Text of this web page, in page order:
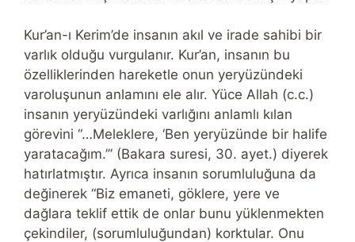
Kur’an-ı Kerim’de insanın akıl ve irade sahibi bir
varlık olduğu vurgulanır. Kur’an, insanın bu
özelliklerinden hareketle onun yeryüzündeki
varoluşunun anlamını ele alır. Yüce Allah (c.c.)
insanın yeryüzündeki varlığını anlamlı kılan
görevini “…Meleklere, ‘Ben yeryüzünde bir halife
yaratacağım.’” (Bakara suresi, 30. ayet.) diyerek
hatırlatmıştır. Ayrıca insanın sorumluluğuna da
değinerek “Biz emaneti, göklere, yere ve
dağlara teklif ettik de onlar bunu yüklenmekten
çekindiler, (sorumluluğundan) korktular. Onu